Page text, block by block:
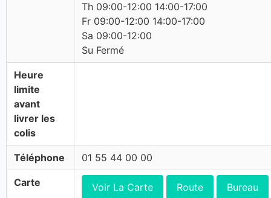
Th 09:00-12:00 14:00-17:00
Fr 09:00-12:00 14:00-17:00
Sa 09:00-12:00
Su Fermé
Heure
limite
avant
livrer les
colis
Téléphone 01 55 44 00 00
Carte Voir La Carte Route Bureau